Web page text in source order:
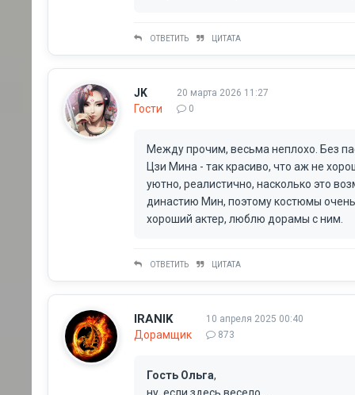
ОТВЕТИТЬ ЦИТАТА
JK
Гости
20 марта 2026 11:27
0
Между прочим, весьма неплохо. Без
Цзи Мина - так красиво, что аж не
уютно, реалистично, насколько это
династию Мин, поэтому костюмы
хороший актер, люблю дорамы с ним.
ОТВЕТИТЬ ЦИТАТА
IRANIK
Дорамщик
10 апреля 2025 00:40
873
Гость Ольга,
ну, если здесь весело...